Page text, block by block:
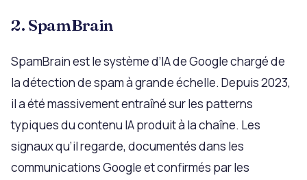
2. SpamBrain
SpamBrain est le système d’IA de Google chargé de
la détection de spam à grande échelle. Depuis 2023,
il a été massivement entraîné sur les patterns
typiques du contenu IA produit à la chaîne. Les
signaux qu’il regarde, documentés dans les
communications Google et confirmés par les